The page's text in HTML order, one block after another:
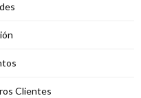
Clientes